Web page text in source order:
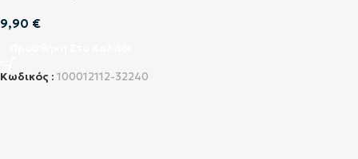
9,90 €
Κωδικός : 100012112-32240